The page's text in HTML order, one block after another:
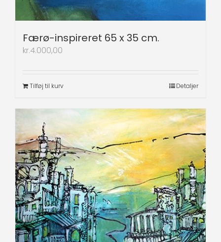
Færø-inspireret 65 x 35 cm.
kr.4.000,00
Tilføj til kurv Detaljer